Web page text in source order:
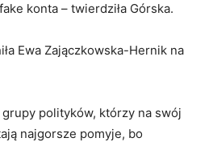
konta – twierdziła Górska.
Ewa Zajączkowska-Hernik na
polityków, którzy na swój
najgorsze pomyje, bo